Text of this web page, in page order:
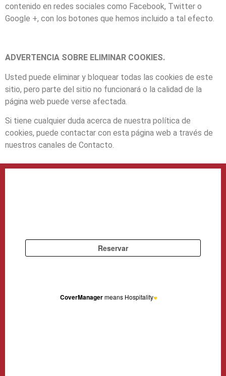
contenido en redes sociales como Facebook, Twitter o
Google +, con los botones que hemos incluido a tal efecto.
ADVERTENCIA SOBRE ELIMINAR COOKIES.
Usted puede eliminar y bloquear todas las cookies de este
sitio, pero parte del sitio no funcionará o la calidad de la
página web puede verse afectada.
Si tiene cualquier duda acerca de nuestra política de
cookies, puede contactar con esta página web a través de
nuestros canales de Contacto.